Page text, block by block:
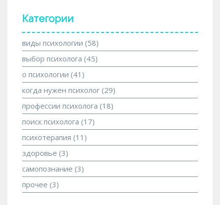
Категории
виды психологии (58)
выбор психолога (45)
о психологии (41)
когда нужен психолог (29)
профессии психолога (18)
поиск психолога (17)
психотерапия (11)
здоровье (3)
самопознание (3)
прочее (3)